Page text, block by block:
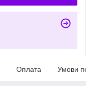
Оплата Умови